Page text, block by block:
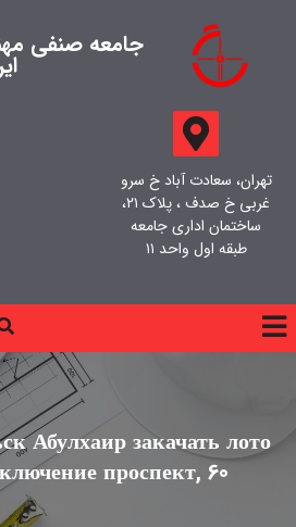
جامعه صنفی
تهران، سعادت آباد خ سرو
غربی خ صدف ، پلاک ۲۱،
ساختمان اداری جامعه
طبقه اول واحد ۱۱
Абулхаир закачать лото
проспект, 60